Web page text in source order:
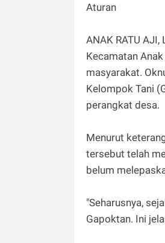
Aturan
ANAK RATU
Kecamatan
masyarakat.
Kelompok Tani
perangkat desa.
Menurut
tersebut telah
belum
"Seharusnya,
Gapoktan. Ini